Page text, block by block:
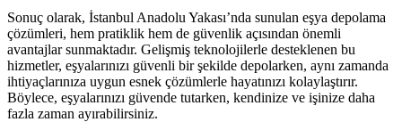
Sonuç olarak, İstanbul Anadolu Yakası’nda sunulan eşya depolama
çözümleri, hem pratiklik hem de güvenlik açısından önemli
avantajlar sunmaktadır. Gelişmiş teknolojilerle desteklenen bu
hizmetler, eşyalarınızı güvenli bir şekilde depolarken, aynı zamanda
ihtiyaçlarınıza uygun esnek çözümlerle hayatınızı kolaylaştırır.
Böylece, eşyalarınızı güvende tutarken, kendinize ve işinize daha
fazla zaman ayırabilirsiniz.